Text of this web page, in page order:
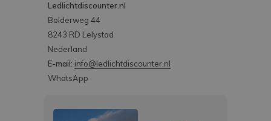
Ledlichtdiscounter.nl
Bolderweg 44
8243 RD Lelystad
Nederland
E-mail: info@ledlichtdiscounter.nl
WhatsApp